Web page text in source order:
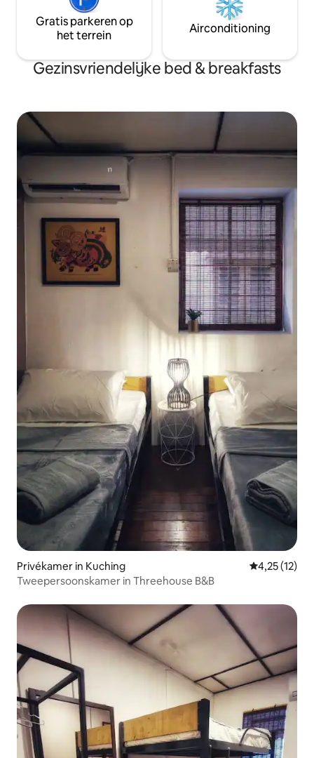
Gratis parkeren op
het terrein
Airconditioning
Gezinsvriendelijke bed & breakfasts
Privékamer in Kuching Gemiddelde
4,25 (12)
Tweepersoonskamer in Threehouse B&B